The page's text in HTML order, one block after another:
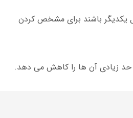
یکدیگر باشند برای مشخص کردن
حد زیادی آن ها را کاهش می دهد.